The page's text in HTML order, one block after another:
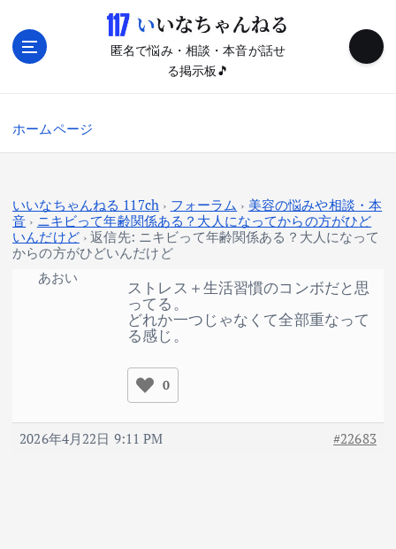
匿名で悩み・相談・本音が話せ
る掲示板🎵
ホームページ
いいなちゃんねる 117ch › フォーラム › 美容の悩みや相談・本
音 › ニキビって年齢関係ある？大人になってからの方がひど
いんだけど › 返信先: ニキビって年齢関係ある？大人になって
からの方がひどいんだけど
2026年4月22日 9:11 PM #22683
あおい ストレス＋生活習慣のコンボだと思
ってる。
どれか一つじゃなくて全部重なって
る感じ。
0